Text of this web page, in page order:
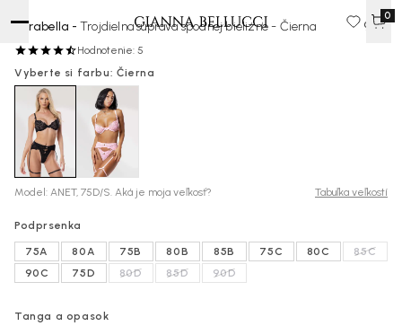
0
Mirabella - Trojdielna súprava spodnej bielizne - Čierna 90 €
Hodnotenie: 5
Vyberte si farbu: Čierna
Model: ANET, 75D/S. Aká je moja veľkosť? Tabuľka veľkostí
Podprsenka
75A 80A 75B 80B 85B 75C 80C
85C
90C
75D 80D 85D 90D
Tanga a opasok